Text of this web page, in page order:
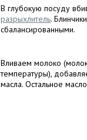
В глубокую посуду
разрыхлитель.
сбалансированными.
Вливаем молоко
температуры),
масла. Остальное